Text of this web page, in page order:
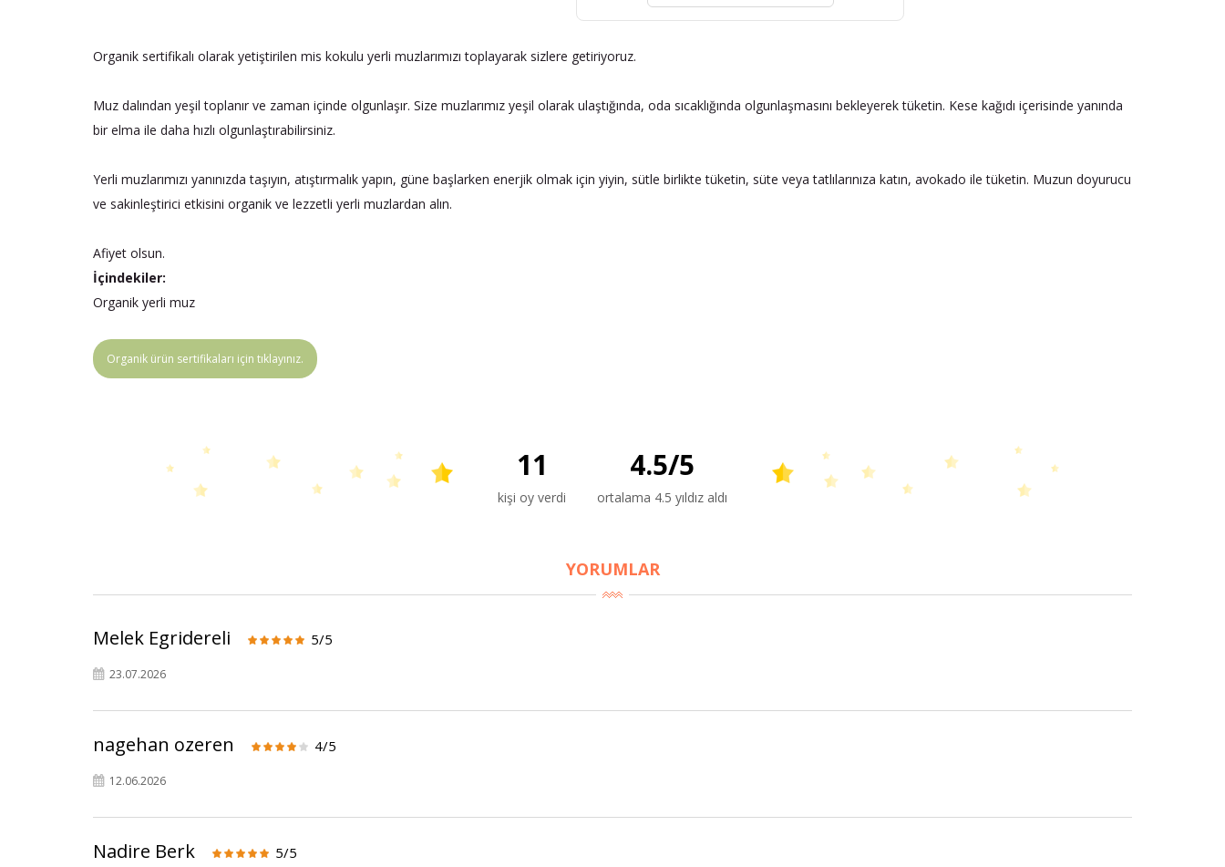
Organik sertifikalı olarak yetiştirilen mis kokulu yerli muzlarımızı toplayarak sizlere getiriyoruz.
Muz dalından yeşil toplanır ve zaman içinde olgunlaşır. Size muzlarımız yeşil olarak ulaştığında, oda sıcaklığında olgunlaşmasını bekleyerek tüketin. Kese kağıdı içerisinde yanında
bir elma ile daha hızlı olgunlaştırabilirsiniz.
Yerli muzlarımızı yanınızda taşıyın, atıştırmalık yapın, güne başlarken enerjik olmak için yiyin, sütle birlikte tüketin, süte veya tatlılarınıza katın, avokado ile tüketin. Muzun doyurucu
ve sakinleştirici etkisini organik ve lezzetli yerli muzlardan alın.
Afiyet olsun.
İçindekiler:
Organik yerli muz
Organik ürün sertifikaları için tıklayınız.
11
kişi oy verdi
4.5/5
ortalama 4.5 yıldız aldı
YORUMLAR
Melek Egridereli 5/5
23.07.2026
nagehan ozeren 4/5
12.06.2026
Nadire Berk 5/5